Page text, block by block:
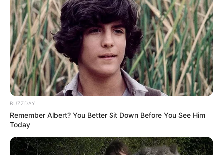
BUZZDAY
Remember Albert? You Better Sit Down Before You See Him
Today